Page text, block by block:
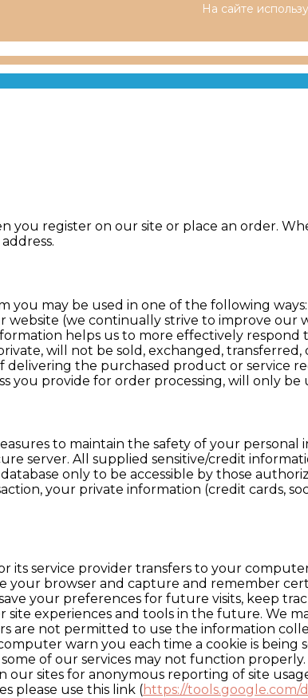
На сайте
you register on our site or place an order.
you may be used in one of the following
website (we continually strive to improve
helps us to more effectively
will not be sold, exchanged,
the purchased product or service
you provide for order processing, will only
to maintain the safety of your
server. All supplied sensitive/credit
only to be accessible by those
your private information (credit cards,
or its service provider transfers to your
your browser and capture and remember
your preferences for future visits, keep
experiences and tools in the future. We
are not permitted to use the information
warn you each time a cookie is
of our services may not function
our sites for anonymous reporting of site
please use this link (https://